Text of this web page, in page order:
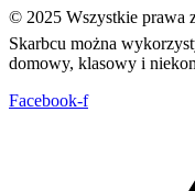
© 2025 Wszystkie prawa
Skarbcu można
domowy, klasowy i
Facebook-f